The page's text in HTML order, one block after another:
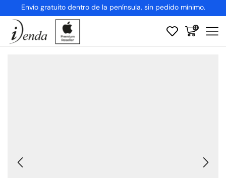
Envío gratuito dentro de la península, sin pedido mínimo.
0